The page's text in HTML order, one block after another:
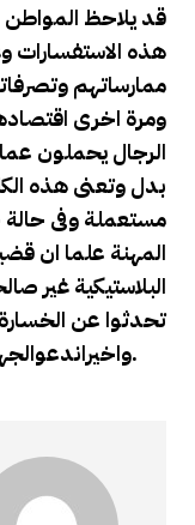
قد يلاحظ المواطن
هذه الاستفسارات
ممارساتهم
ومرة اخرى
الرجال يحملون
بدل وتعنى هذه
مستعملة وفى حالة
المهنة علما ان
البلاستيكية غير
تحدثوا عن
واخيراندعوالجهات المعنية خاصة الجهازالامني والجوازات متابعة هذا الامر.